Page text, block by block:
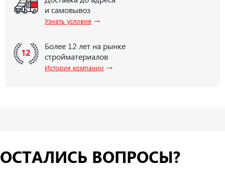
и самовывоз
Узнать условия →
Более 12 лет на рынке
стройматериалов
История компании →
ОСТАЛИСЬ ВОПРОСЫ?